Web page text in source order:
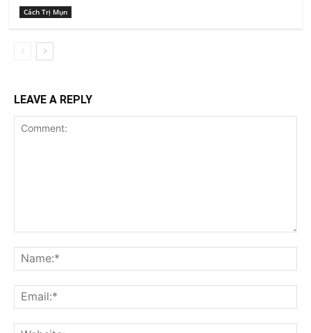
Cách Trị Mụn
LEAVE A REPLY